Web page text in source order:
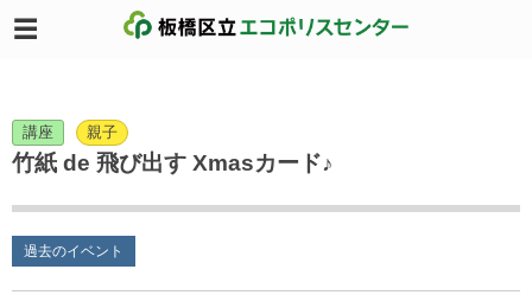
講座 親子
竹紙 de 飛び出す Xmasカード♪
過去のイベント